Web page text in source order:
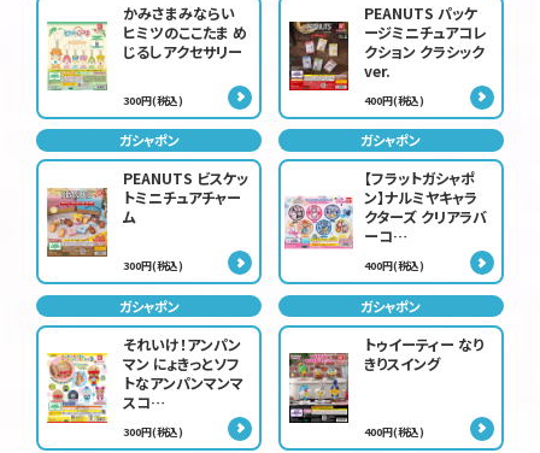
かみさまみならい
ヒミツのここたま め
じるしアクセサリー
300円(税込)
PEANUTS パッケ
ージミニチュアコレ
クション クラシック
ver.
400円(税込)
ガシャポン
PEANUTS ビスケッ
トミニチュアチャー
ム
300円(税込)
ガシャポン
【フラットガシャポ
ン】ナルミヤキャラ
クターズ クリアラバ
ーコ…
400円(税込)
ガシャポン
それいけ！アンパン
マン にょきっとソフ
トなアンパンマンマ
スコ…
300円(税込)
ガシャポン
トゥイーティー なり
きりスイング
400円(税込)